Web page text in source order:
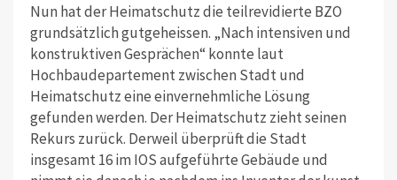
Nun hat der Heimatschutz die teilrevidierte BZO
grundsätzlich gutgeheissen. „Nach intensiven und
konstruktiven Gesprächen“ konnte laut
Hochbaudepartement zwischen Stadt und
Heimatschutz eine einvernehmliche Lösung
gefunden werden. Der Heimatschutz zieht seinen
Rekurs zurück. Derweil überprüft die Stadt
insgesamt 16 im IOS aufgeführte Gebäude und